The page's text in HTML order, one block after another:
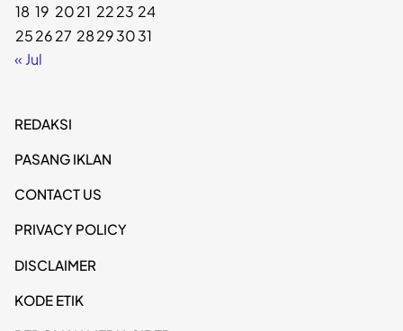
18 19 2021 2223 24
252627 28293031
« Jul
REDAKSI
PASANG IKLAN
CONTACT US
PRIVACY POLICY
DISCLAIMER
KODE ETIK